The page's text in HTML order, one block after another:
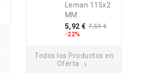
Leman 115x2
MM.
5,92 € 7,59 €
-22%
Todos los Productos en
Oferta
